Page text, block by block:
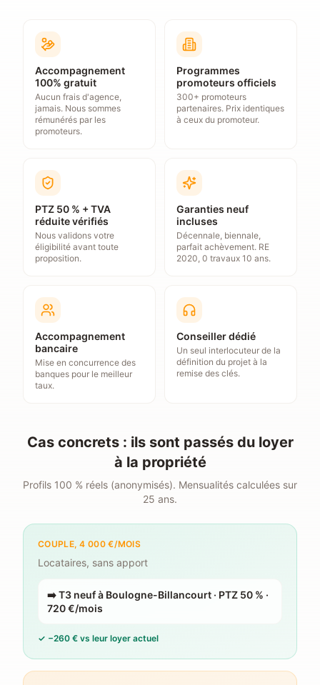
Accompagnement
100% gratuit
Aucun frais d'agence,
jamais. Nous sommes
rémunérés par les
promoteurs.
Programmes
promoteurs officiels
300+ promoteurs
partenaires. Prix identiques
à ceux du promoteur.
PTZ 50 % + TVA
réduite vérifiés
Nous validons votre
éligibilité avant toute
proposition.
Garanties neuf
incluses
Décennale, biennale,
parfait achèvement. RE
2020, 0 travaux 10 ans.
Accompagnement
bancaire
Mise en concurrence des
banques pour le meilleur
taux.
Conseiller dédié
Un seul interlocuteur de la
définition du projet à la
remise des clés.
Cas concrets : ils sont passés du loyer
à la propriété
Profils 100 % réels (anonymisés). Mensualités calculées sur
25 ans.
COUPLE, 4 000 €/MOIS
Locataires, sans apport
➡️T3 neuf à Boulogne-Billancourt · PTZ 50 % ·
720 €/mois
✓ −260 € vs leur loyer actuel